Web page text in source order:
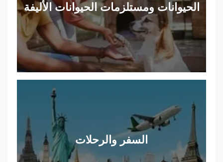
الحيوانات ومستلزمات الحيوانات الأليفة
السفر والرحلات